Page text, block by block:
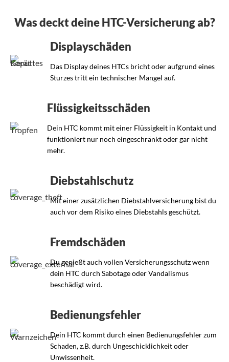
Was deckt deine HTC-Versicherung ab?
Displayschäden
Das Display deines HTCs bricht oder aufgrund eines
Sturzes tritt ein technischer Mangel auf.
Flüssigkeitsschäden
Dein HTC kommt mit einer Flüssigkeit in Kontakt und
funktioniert nur noch eingeschränkt oder gar nicht
mehr.
Diebstahlschutz
Mit einer zusätzlichen Diebstahlversicherung bist du
auch vor dem Risiko eines Diebstahls geschützt.
Fremdschäden
Du genießt auch vollen Versicherungsschutz wenn
dein HTC durch Sabotage oder Vandalismus
beschädigt wird.
Bedienungsfehler
Dein HTC kommt durch einen Bedienungsfehler zum
Schaden, z.B. durch Ungeschicklichkeit oder
Unwissenheit.